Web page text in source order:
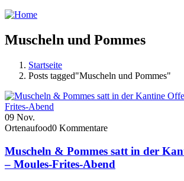
Muscheln und Pommes
Startseite
Posts tagged"Muscheln und Pommes"
09 Nov.
Ortenaufood0 Kommentare
Muscheln & Pommes satt in der
– Moules-Frites-Abend